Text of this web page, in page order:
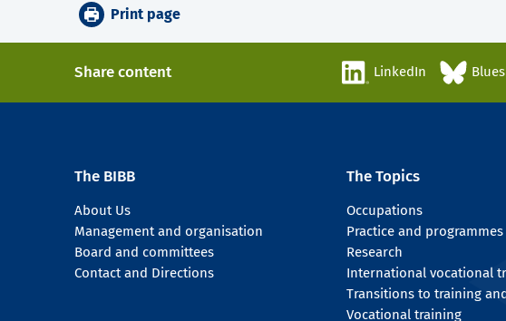
Print page
Share content LinkedIn
The BIBB
About Us
Management and organisation
Board and committees
Contact and Directions
The Topics
Occupations
Practice and programmes
Research
International vocational
Transitions to training
Vocational training